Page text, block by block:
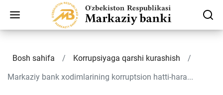
Bosh sahifa
Korrupsiyaga qarshi kurashish
Markaziy bank xodimlarining korruptsion hatti-hara...